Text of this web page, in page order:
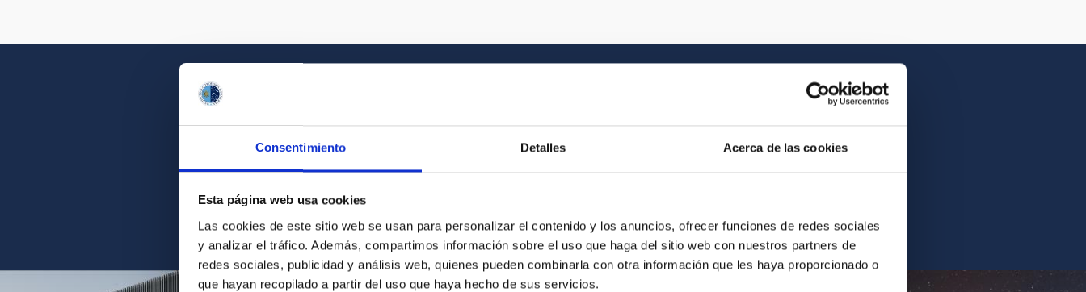
Consentimiento Detalles Acerca de las cookies
Esta página web usa cookies
Las cookies de este sitio web se usan para personalizar el contenido y los anuncios, ofrecer funciones de redes sociales
y analizar el tráfico. Además, compartimos información sobre el uso que haga del sitio web con nuestros partners de
redes sociales, publicidad y análisis web, quienes pueden combinarla con otra información que les haya proporcionado o
que hayan recopilado a partir del uso que haya hecho de sus servicios.
Galería multimedia